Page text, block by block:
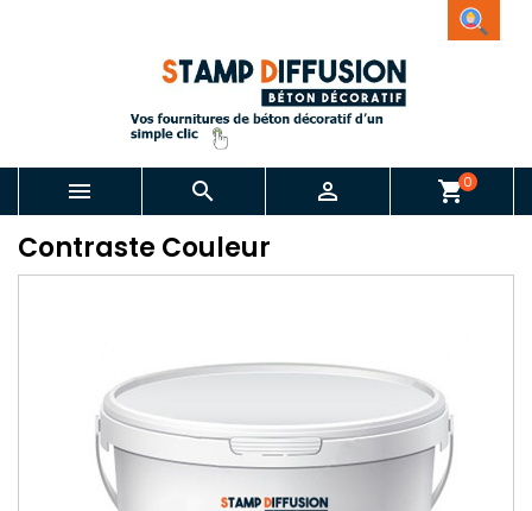
   shopping_cart0
Contraste Couleur